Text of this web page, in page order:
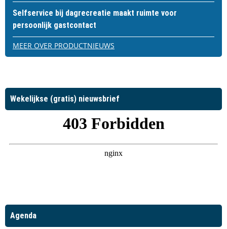
Selfservice bij dagrecreatie maakt ruimte voor
persoonlijk gastcontact
MEER OVER PRODUCTNIEUWS
Wekelijkse (gratis) nieuwsbrief
Agenda